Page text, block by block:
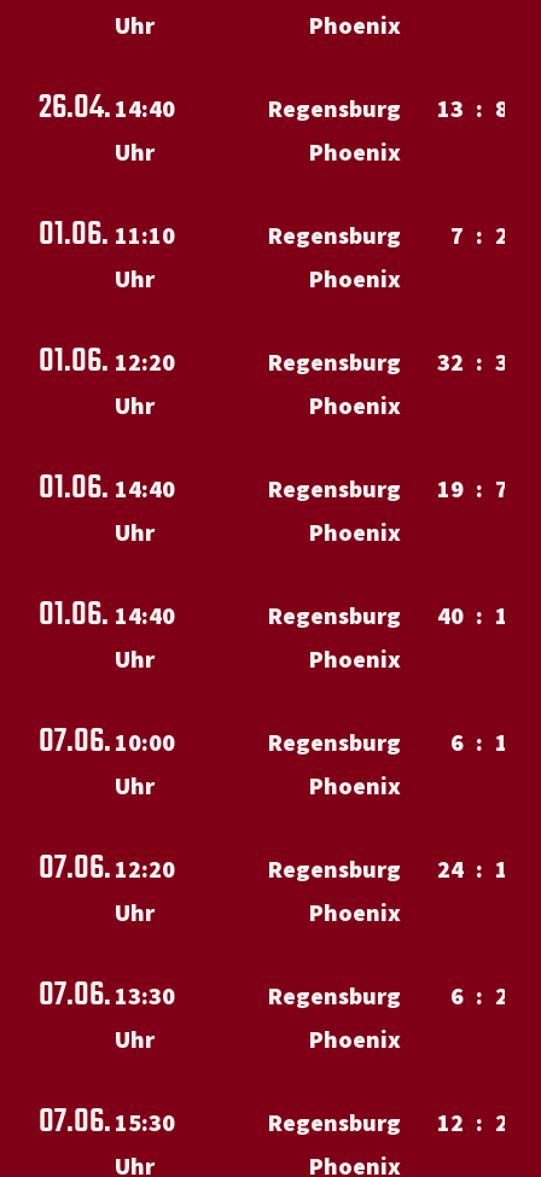
Uhr
Phoenix
26.04. 14:40
Uhr
Regensburg
Phoenix
13 : 8
01.06. 11:10
Uhr
Regensburg
Phoenix
7 : 27
01.06. 12:20
Uhr
Regensburg
Phoenix
32 : 31
01.06. 14:40
Uhr
Regensburg
Phoenix
19 : 7
01.06. 14:40
Uhr
Regensburg
Phoenix
40 : 15
07.06. 10:00
Uhr
Regensburg
Phoenix
6 : 18
07.06. 12:20
Uhr
Regensburg
Phoenix
24 : 19
07.06. 13:30
Uhr
Regensburg
Phoenix
6 : 29
07.06. 15:30
Uhr
Regensburg
Phoenix
12 : 24